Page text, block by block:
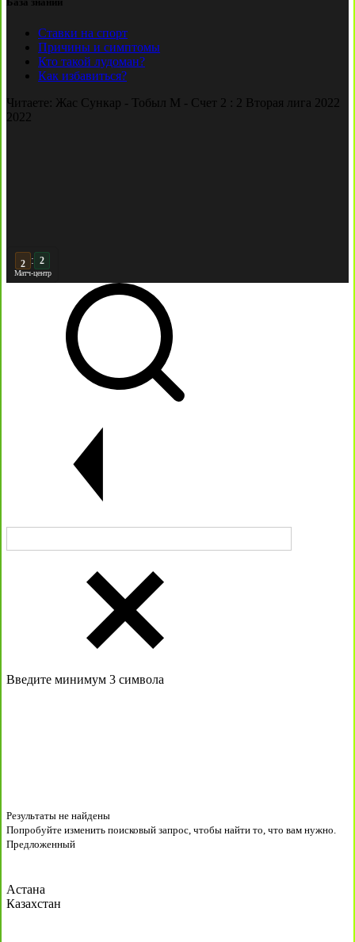
Ставки на спорт
Причины и симптомы
Кто такой лудоман?
Как избавиться?
Читаете: Жас Сункар - Тобыл М - Счет 2 : 2 Вторая лига 2022
2022
: 2
Матч-центр
Введите минимум 3 символа
Результаты не найдены
Попробуйте изменить поисковый запрос, чтобы найти то, что вам нужно.
Предложенный
Астана
Казахстан